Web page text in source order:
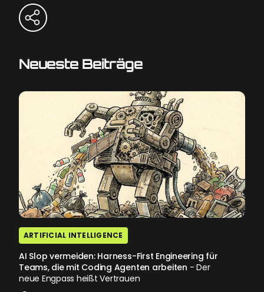
Neueste Beiträge
ARTIFICIAL INTELLIGENCE
AI Slop vermeiden: Harness-First Engineering für
Teams, die mit Coding Agenten arbeiten - Der
neue Engpass heißt Vertrauen